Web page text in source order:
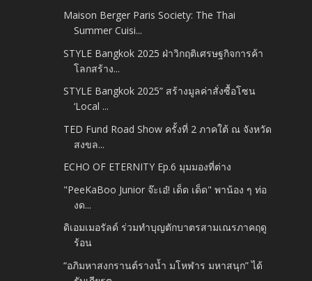
Maison Berger Paris Society: The Thai
Summer Cuisi...
STYLE Bangkok 2025 ฝ่าวิกฤติเศรษฐกิจการค้า
โลกสร้าง...
STYLE Bangkok 2025” สร้างมูลค่าสั่งซื้อโซน
‘Local ...
TED Fund Road Show ครั้งที่ 2 ภาคใต้ ณ จังหวัด
สงขล...
ECHO OF ETERNITY Ep.6 มุมมองที่ต่าง
"PeeKaBoo Junior จ๊ะเอ๋! เด็ด เด็ด" พาน้อง ๆ ท่อ
งด...
ดิเอมเมอรัลด์ ร่วมทำบุญตักบาตรสามเณรภาคฤดู
ร้อน
“อภิมหาสงกรานต์รางน้ำ มโหฬาร มหาสนุก” ได้